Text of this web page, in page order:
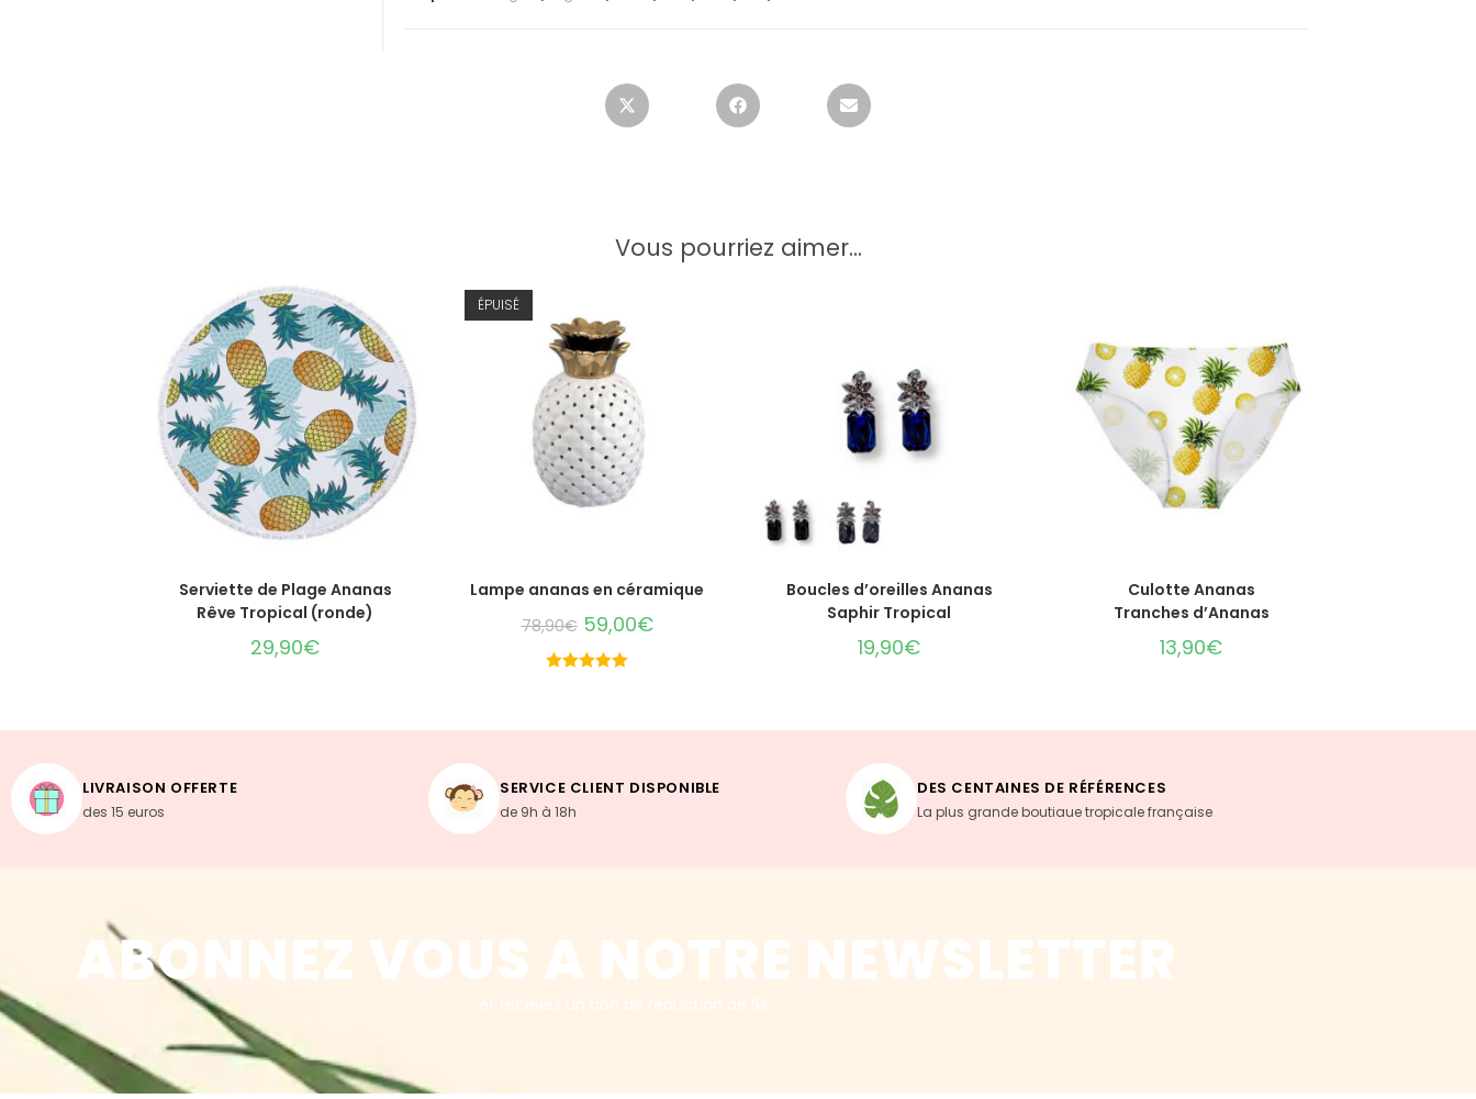
Vous pourriez aimer...
AJOUTER AU PANIER
Serviette de Plage Ananas
Rêve Tropical (ronde)
29,90€
ÉPUISÉ
LIRE LA SUITE
Lampe ananas en céramique
78,90€ 59,00€
CHOIX DES OPTIONS
Boucles d’oreilles Ananas
Saphir Tropical
19,90€
Culotte Ananas
Tranches d’Ananas
13,90€
LIVRAISON OFFERTE
des 15 euros
SERVICE CLIENT DISPONIBLE
de 9h à 18h
DES CENTAINES DE RÉFÉRENCES
La plus grande boutiaue tropicale française
ABONNEZ VOUS A NOTRE NEWSLETTER
et recevez un bon de réduction de 5€